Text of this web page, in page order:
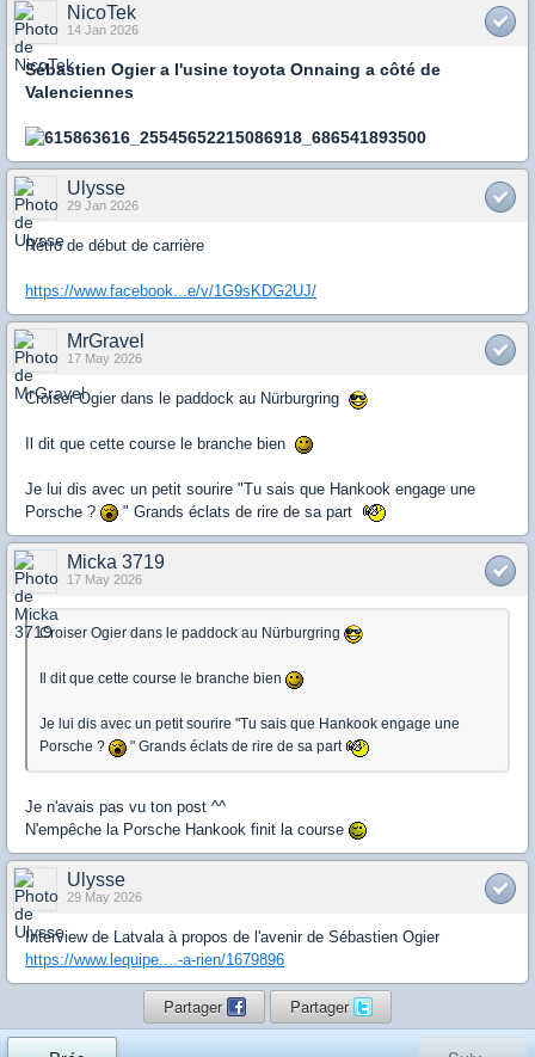
NicoTek
14 Jan 2026
Sébastien Ogier a l'usine toyota Onnaing a côté de
Valenciennes
Ulysse
29 Jan 2026
Rétro de début de carrière
https://www.facebook...e/v/1G9sKDG2UJ/
MrGravel
17 May 2026
Croiser Ogier dans le paddock au Nürburgring
Il dit que cette course le branche bien
Je lui dis avec un petit sourire "Tu sais que Hankook engage une
Porsche ?
" Grands éclats de rire de sa part
Micka 3719
17 May 2026
Croiser Ogier dans le paddock au Nürburgring
Il dit que cette course le branche bien
Je lui dis avec un petit sourire "Tu sais que Hankook engage une
Porsche ?
" Grands éclats de rire de sa part
Je n'avais pas vu ton post ^^
N'empêche la Porsche Hankook finit la course
Ulysse
29 May 2026
Interview de Latvala à propos de l'avenir de Sébastien Ogier
https://www.lequipe....-a-rien/1679896
Partager Partager